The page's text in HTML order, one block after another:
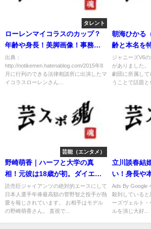
タレント
ローレンマイコラスのカップ？
年齢や身長！美脚画像！事務所
問題！
出典：
http://notikemen.hatenablog.com/2015年8
月に行列のできる法律相談所に出演したマ
イコラスローレンさん...
朝海ひかる
齢と本名を
婚秒読み。
ジャニーズV6
がありました
劇団に所属し
うことで話題と
芸能（エンタメ）
野崎萌香｜ハーフと大学の真
相！元彼は18歳が初。ダイエッ
ト法を公開！
読売巨ジャイアンツの絶対的エースにして
日本人選手年俸最高額の菅野智之投手が熱
愛を報じされています。 お相手はモデル
の野崎萌香さん。 直視で...
立川談春結
い！身長や
に厳しい？
Ads By Google
殺到している
ーズヴェルト
ルを演じ大好...